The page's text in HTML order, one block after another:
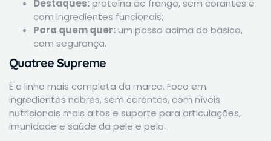
Destaques:proteína de frango, sem corantes e
com ingredientes funcionais;
Para quem quer:um passo acima do básico,
com segurança.
Quatree Supreme
É a linha mais completa da marca. Foco em
ingredientes nobres, sem corantes, com níveis
nutricionais mais altos e suporte para articulações,
imunidade e saúde da pele e pelo.